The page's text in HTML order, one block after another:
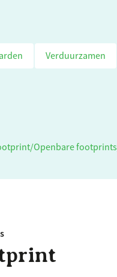
Verduurzamen
/Openbare footprints